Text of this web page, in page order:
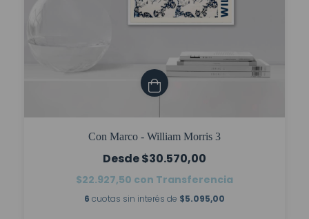
Con Marco - William Morris 3
$30.570,00
$22.927,50 con Transferencia
6 cuotas sin interés de $5.095,00